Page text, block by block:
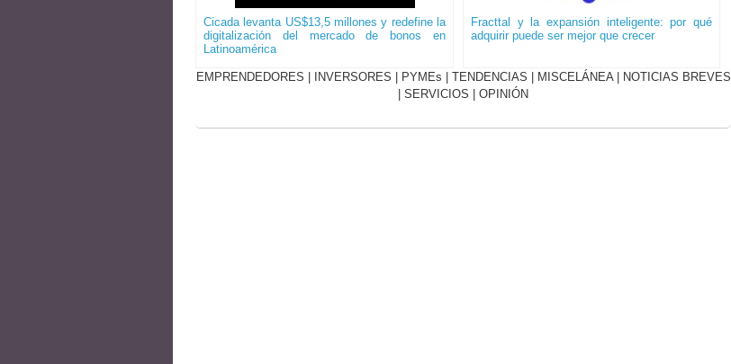
Cicada levanta US$13,5 millones y redefine la
digitalización del mercado de bonos en
Latinoamérica
Fracttal y la expansión inteligente: por qué
adquirir puede ser mejor que crecer
EMPRENDEDORES INVERSORES PYMEs TENDENCIAS MISCELÁNEA
NOTICIAS BREVES
SERVICIOS OPINIÓN